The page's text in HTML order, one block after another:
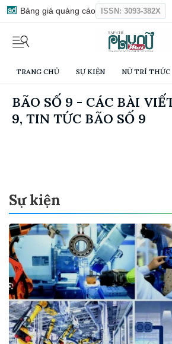
Bảng giá quảng cáo ISSN: 3093-382X
TRANG CHỦ SỰ KIỆN NỮ TRÍ THỨC
BÃO SỐ 9 - CÁC BÀI
9, TIN TỨC BÃO SỐ 9
Sự kiện